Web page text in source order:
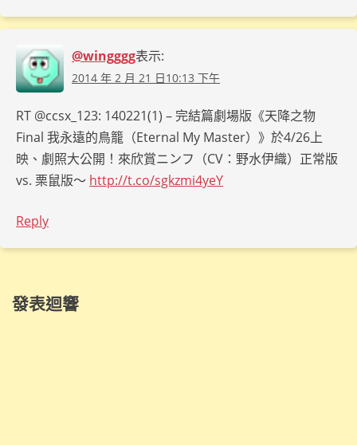
@wingggg表示:
2014 年 2 月 21 日10:13 下午
RT @ccsx_123: 140221(1) – 完結篇劇場版《天降之物
Final 我永遠的鳥籠（Eternal My Master）》於4/26上
映、劇照大公開！來欣賞ニンフ（CV：野水伊織）正常版
vs. 栗鼠版～ http://t.co/sgkzmi4yeY
Reply
發表迴響